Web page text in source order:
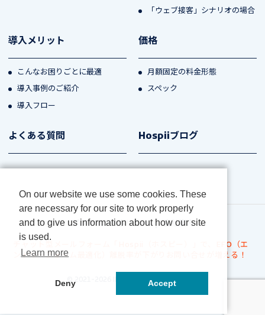
「ウェブ接客」シナリオの場合
導入メリット
こんなお困りごとに最適
導入事例のご紹介
導入フロー
価格
月額固定の料金形態
スペック
よくある質問 Hospiiブログ
プライバシーポリシー 会社案内
チャット型メールフォーム「Hospii（ホスピー）」で、EFO（エ
ントリーフォーム最適化）離脱率が下がりお問い合せが増える！
© 2021-2026 IMC .All Rights Reserved
On our website we use some cookies. These
are necessary for our site to work properly
and to give us information about how our site
is used.
Learn more
Deny Accept